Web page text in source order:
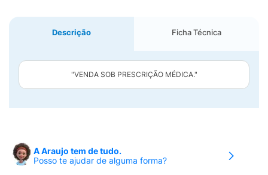
Descrição Ficha Técnica
"VENDA SOB PRESCRIÇÃO MÉDICA."
A Araujo tem de tudo.
Posso te ajudar de alguma forma?